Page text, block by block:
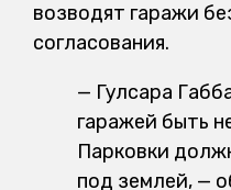
возводят гаражи
согласования.
— Гулсара
гаражей быть
Парковки
под землей, —